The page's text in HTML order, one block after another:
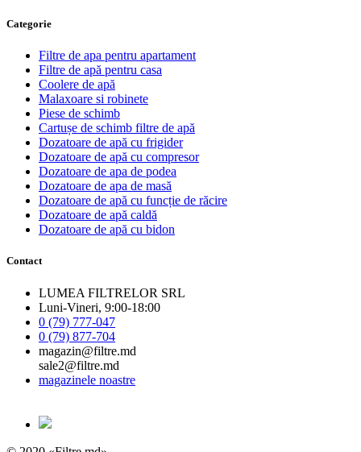
Сategorie
Filtre de apa pentru apartament
Filtre de apă pentru casa
Coolere de apă
Malaxoare si robinete
Piese de schimb
Cartușe de schimb filtre de apă
Dozatoare de apă cu frigider
Dozatoare de apă cu compresor
Dozatoare de apa de podea
Dozatoare de apa de masă
Dozatoare de apă cu funcție de răcire
Dozatoare de apă caldă
Dozatoare de apă cu bidon
Contact
LUMEA FILTRELOR SRL
Luni-Vineri, 9:00-18:00
0 (79) 777-047
0 (79) 877-704
magazin@filtre.md
sale2@filtre.md
magazinele noastre